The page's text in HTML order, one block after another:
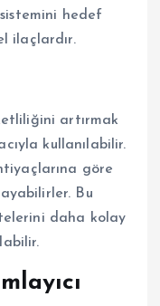
sistemini hedef
ilaçlardır.
artırmak
kullanılabilir.
göre
Bu
daha kolay